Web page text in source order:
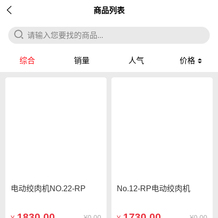
 商品列表
请输入您要找的商品...
综合 销量 人气 价格
电动绞肉机NO.22-RP No.12-RP电动绞肉机